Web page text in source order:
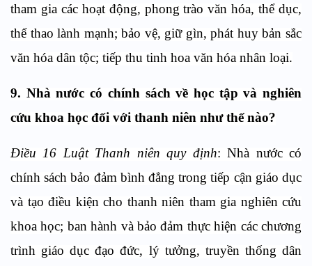
tham gia các hoạt động, phong trào văn hóa, thể dục,
thể thao lành mạnh; bảo vệ, giữ gìn, phát huy bản sắc
văn hóa dân tộc; tiếp thu tinh hoa văn hóa nhân loại.
9. Nhà nước có chính sách về học tập và nghiên
cứu khoa học đối với thanh niên như thế nào?
Điều 16 Luật Thanh niên quy định: Nhà nước có
chính sách bảo đảm bình đẳng trong tiếp cận giáo dục
và tạo điều kiện cho thanh niên tham gia nghiên cứu
khoa học; ban hành và bảo đảm thực hiện các chương
trình giáo dục đạo đức, lý tưởng, truyền thống dân